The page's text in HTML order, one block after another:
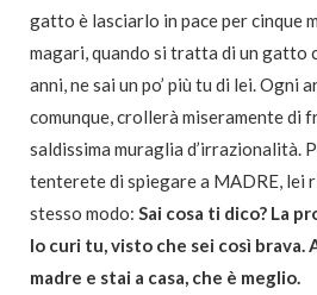
gatto è lasciarlo in pace per cinque
magari, quando si tratta di un gatto
anni, ne sai un po’ più tu di lei. Ogni
comunque, crollerà miseramente di
saldissima muraglia d’irrazionalità.
tenterete di spiegare a MADRE, lei
stesso modo: Sai cosa ti dico? La
lo curi tu, visto che sei così brava.
madre e stai a casa, che è meglio.